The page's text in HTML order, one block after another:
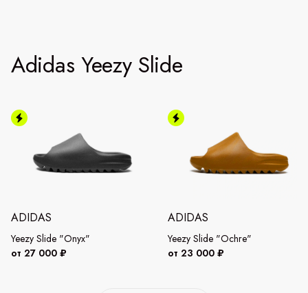
Adidas Yeezy Slide
ADIDAS
Yeezy Slide "Onyx"
от 27 000 ₽
ADIDAS
Yeezy Slide "Ochre"
от 23 000 ₽